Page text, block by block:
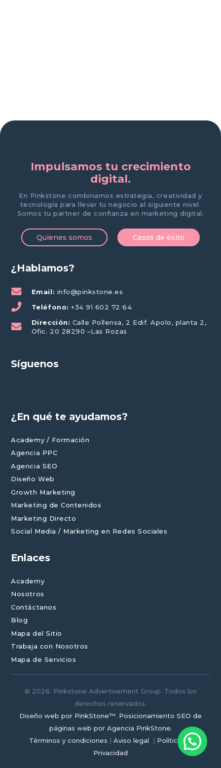
Impulsamos tu crecimiento
digital.
En Pinkstone combinamos estrategia, creatividad y
tecnología para llevar tu negocio al siguiente nivel.
Somos tu partner de confianza en marketing digital.
Quienes somos Casos de éxito
¿Hablamos?
Email: info@pinkstone.es
Teléfono: +34 91 602 72 64
Dirección: Calle Pollensa, 2 Edif. Apolo, planta 2,
Ofic. 20 28290 –Las Rozas
Síguenos
¿En qué te ayudamos?
Academy / Formación
Agencia PPC
Agencia SEO
Diseño Web
Growth Marketing
Marketing de Contenidos
Marketing Directo
Social Media / Marketing en Redes Sociales
Enlaces
Academy
Nosotros
Contáctanos
Blog
Mapa del Sitio
Trabaja con Nosotros
Mapa de Servicios
© 2026. Pinkstone Advertisement Group. Todos los
derechos reservados.
Diseño web por PinkStone™. Posicionamiento SEO de
páginas web por Agencia PinkStone.
Términos y condiciones | Aviso legal | Política de
Privacidad